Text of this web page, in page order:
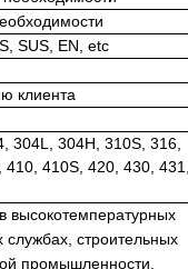
SUS, EN, etc
клиента
304L, 304H, 310S, 316,
410S, 420, 430, 431,
высокотемпературных
строительных
промышленности,